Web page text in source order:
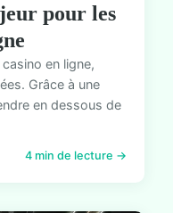
pour les
en ligne,
Grâce à une
en dessous de
4 min de lecture →